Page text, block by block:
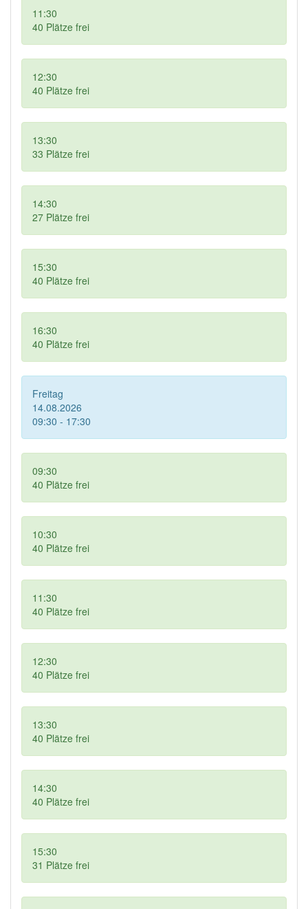
11:30
40 Plätze frei
12:30
40 Plätze frei
13:30
33 Plätze frei
14:30
27 Plätze frei
15:30
40 Plätze frei
16:30
40 Plätze frei
Freitag
14.08.2026
09:30 - 17:30
09:30
40 Plätze frei
10:30
40 Plätze frei
11:30
40 Plätze frei
12:30
40 Plätze frei
13:30
40 Plätze frei
14:30
40 Plätze frei
15:30
31 Plätze frei